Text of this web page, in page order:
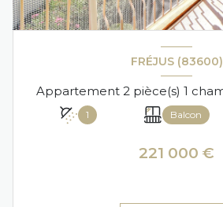
FRÉJUS (83600)
1 Balcon
221 000 €